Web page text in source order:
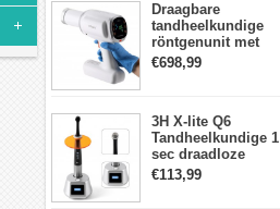
Draagbare
tandheelkundige
röntgenunit met
hoge frequentie
intraorale
€698,99
3H X-lite Q6
Tandheelkundige 1
sec draadloze
LED-
Uithardingslamp
€113,99